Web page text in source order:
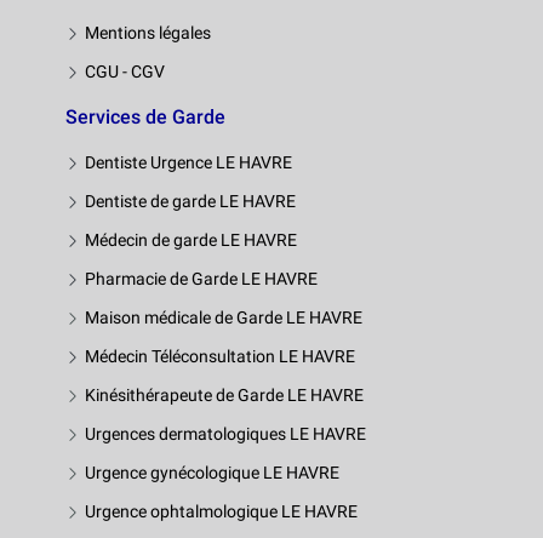
Mentions légales
CGU - CGV
Services de Garde
Dentiste Urgence LE HAVRE
Dentiste de garde LE HAVRE
Médecin de garde LE HAVRE
Pharmacie de Garde LE HAVRE
Maison médicale de Garde LE HAVRE
Médecin Téléconsultation LE HAVRE
Kinésithérapeute de Garde LE HAVRE
Urgences dermatologiques LE HAVRE
Urgence gynécologique LE HAVRE
Urgence ophtalmologique LE HAVRE